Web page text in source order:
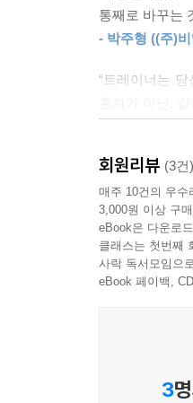
‘좋은 회사에
는 30명 규모
만드는 위대한
여러분에게 꼭
온 분들이 계
--- p.188
나는 오늘도 마
버틸 수 있다.
자유롭게 만들
이루며 살 수
통째로 바꾸는
- 박주형 ((주)
“트레이너는
이 책은 힘든
모두에게 희망
- 김승호 (핏드
회원리뷰 (3건)
매주 10건의 우
3,000원 이상 구
eBook은 다운로
클래스는 첫번째
사락 독서모임으
eBook 페이백,
3